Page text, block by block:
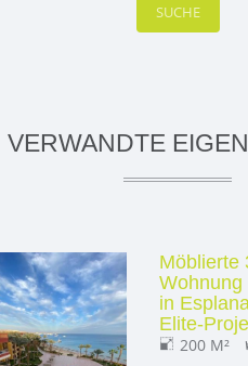
SUCHE
VERWANDTE
Möblierte
Wohnung
in
Elite-
200 M²